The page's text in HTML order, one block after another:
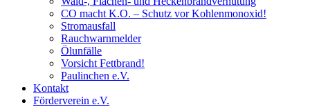
CO macht K.O. – Schutz vor Kohlenmonoxid!
Stromausfall
Rauchwarnmelder
Ölunfälle
Vorsicht Fettbrand!
Paulinchen e.V.
Kontakt
Förderverein e.V.